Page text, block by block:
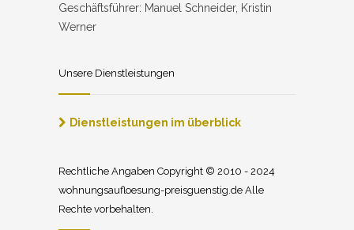
Geschäftsführer: Manuel Schneider, Kristin
Werner
Unsere Dienstleistungen
Dienstleistungen im überblick
Rechtliche Angaben Copyright © 2010 - 2024
wohnungsaufloesung-preisguenstig.de Alle
Rechte vorbehalten.